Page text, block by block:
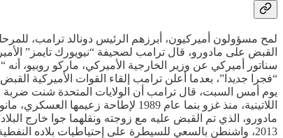
لمح مسؤولون أميركيون، أبرزهم الرئيس دونالد ترامب،
القبض على مادورو، قال ترامب لصحيفة “نيويورك تايمز”
سناتور أميركي عن وزير الخارجية الأميركي، ماركو روبيو،
“فجرا جديدا”، بعدما أعلن ترامب إلقاء القوات الأميركية
يوم أمس السبت، قال ترامب أن الولايات المتحدة شنت ضربة
اللاتينية، منذ غزو بنما عام
مادورو، الذي تم القبض عليه مع زوجته ونقلهما جوا خارج
2013، واشنطن بالسعي للسيطرة على إحتياطيات بلاده النفطية، وهي الأكبر في العالم.